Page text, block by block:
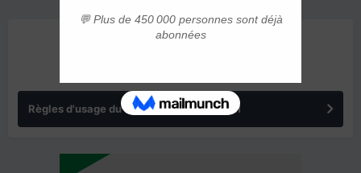
Règles d'usage du forum IMMIGRER.COM